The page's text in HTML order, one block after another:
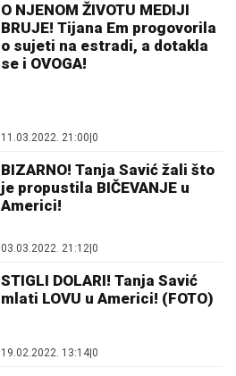
O NJENOM ŽIVOTU MEDIJI
BRUJE! Tijana Em progovorila
o sujeti na estradi, a dotakla
se i OVOGA!
11.03.2022. 21:00 0
BIZARNO! Tanja Savić žali što
je propustila BIČEVANJE u
Americi!
03.03.2022. 21:12|0
STIGLI DOLARI! Tanja Savić
mlati LOVU u Americi! (FOTO)
19.02.2022. 13:14 0